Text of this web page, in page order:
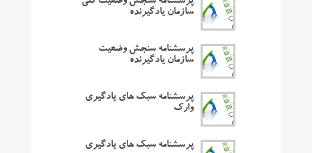
سازمان یادگیرنده
پرسشنامه سنجش وضعیت
سازمان یادگیرنده
پرسشنامه سبک های یادگیری
وارک
پرسشنامه سبک های یادگیری